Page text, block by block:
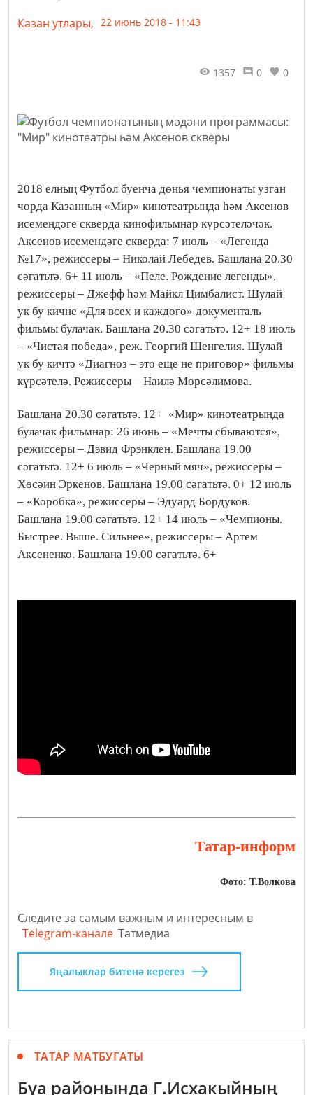
Казан утлары, 22 июнь 2018 - 11:43
1357 0 0
2018 елның Футбол буенча дөнья чемпионаты узган
чорда Казанның «Мир» кинотеатрында һәм Аксенов
исемендәге скверда кинофильмнар күрсәтеләчәк.
Аксенов исемендәге скверда: 7 июль – «Легенда
№17», режиссеры – Николай Лебедев. Башлана 20.30
сәгатьтә. 6+ 11 июль – «Пеле. Рождение легенды»,
режиссеры – Джефф һәм Майкл Цимбалист. Шулай
ук бу кичне «Для всех и каждого» документаль
фильмы булачак. Башлана 20.30 сәгатьтә. 12+ 18 июль
– «Чистая победа», реж. Георгий Шенгелия. Шулай
ук бу кичтә «Диагноз – это еще не приговор» фильмы
күрсәтелә. Режиссеры – Наилә Мөрсәлимова.
Башлана 20.30 сәгатьтә. 12+ «Мир» кинотеатрында
булачак фильмнар: 26 июнь – «Мечты сбываются»,
режиссеры – Дэвид Фрэнклен. Башлана 19.00
сәгатьтә. 12+ 6 июль – «Черный мяч», режиссеры –
Хөсәин Эркенов. Башлана 19.00 сәгатьтә. 0+ 12 июль
– «Коробка», режиссеры – Эдуард Бордуков.
Башлана 19.00 сәгатьтә. 12+ 14 июль – «Чемпионы.
Быстрее. Выше. Сильнее», режиссеры – Артем
Аксененко. Башлана 19.00 сәгатьтә. 6+
Татар-информ
Фото: Т.Волкова
Следите за самым важным и интересным в
Telegram-канале Татмедиа
Яңалыклар битенә керегез
ТАТАР МАТБУГАТЫ
Буа районында Г.Исхакыйның